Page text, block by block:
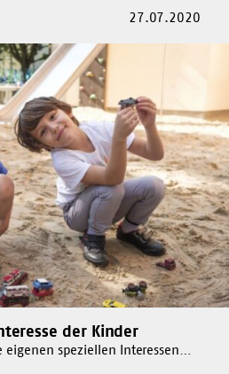
27.07.2020
der Kinder
eigenen speziellen Interessen
wichtig für den Ausbau der